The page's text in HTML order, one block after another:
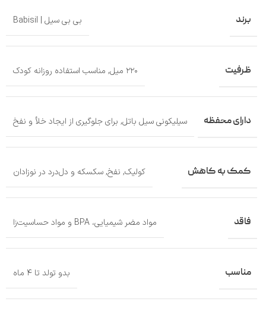
برند بی بی سیل | Babisil
ظرفیت ۲۲۰ میل , مناسب استفاده روزانه کودک
دارای محفظه سیلیکونی سیل باتل, برای جلوگیری از ایجاد خلأ و نفخ
کمک به کاهش کولیک, نفخ,سکسکه و دل‌درد در نوزادان
فاقد مواد مضر شیمیایی، BPA و مواد حساسیت‌زا
مناسب بدو تولد تا ۴ ماه